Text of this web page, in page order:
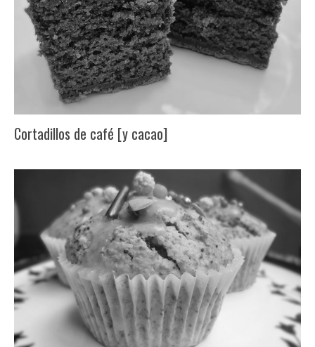
Cortadillos de café [y cacao]